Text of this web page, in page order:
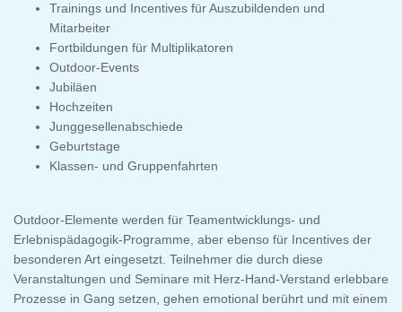
Trainings und Incentives für Auszubildenden und
Mitarbeiter
Fortbildungen für Multiplikatoren
Outdoor-Events
Jubiläen
Hochzeiten
Junggesellenabschiede
Geburtstage
Klassen- und Gruppenfahrten
Outdoor-Elemente werden für Teamentwicklungs- und
Erlebnispädagogik-Programme, aber ebenso für Incentives der
besonderen Art eingesetzt. Teilnehmer die durch diese
Veranstaltungen und Seminare mit Herz-Hand-Verstand erlebbare
Prozesse in Gang setzen, gehen emotional berührt und mit einem